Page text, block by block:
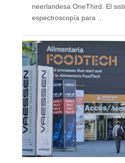
neerlandesa OneThird. El
espectroscopía para ...